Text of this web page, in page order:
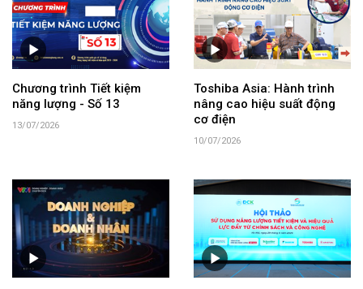
Chương trình Tiết kiệm
năng lượng - Số 13
13/07/2026
Toshiba Asia: Hành trình
nâng cao hiệu suất động
cơ điện
10/07/2026